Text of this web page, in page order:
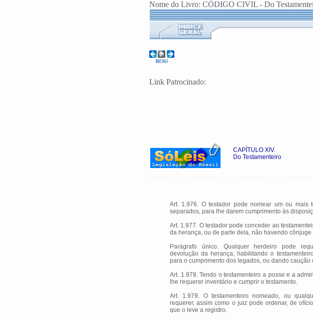
Nome do Livro: CÓDIGO CIVIL - Do
Link Patrocinado:
CAPÍTULO XIV.
Do Testamenteiro
Art. 1.976. O testador pode nomear um ou mais
separados, para lhe darem cumprimento às
Art. 1.977. O testador pode conceder ao
da herança, ou de parte dela, não havendo
Parágrafo único. Qualquer herdeiro pode
devolução da herança, habilitando o
para o cumprimento dos legados, ou dando caução
Art. 1.978. Tendo o testamenteiro a posse e a
lhe requerer inventário e cumprir o testamento.
Art. 1.979. O testamenteiro nomeado, ou
requerer, assim como o juiz pode ordenar, de
que o leve a registro.